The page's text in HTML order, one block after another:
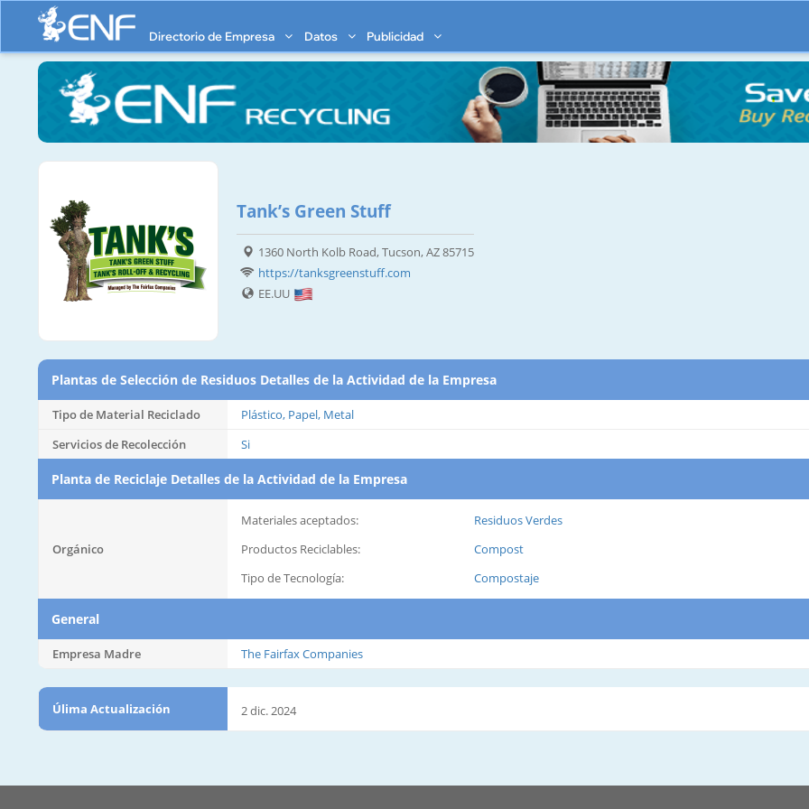
Directorio de Empresa Datos Publicidad
Tank’s Green Stuff
1360 North Kolb Road, Tucson, AZ 85715
https://tanksgreenstuff.com
EE.UU
Plantas de Selección de Residuos Detalles de la Actividad de la Empresa
Tipo de Material Reciclado
Plástico, Papel, Metal
Servicios de Recolección
Si
Planta de Reciclaje Detalles de la Actividad de la Empresa
Orgánico
Materiales aceptados:
Residuos Verdes
Productos Reciclables:
Compost
Tipo de Tecnología:
Compostaje
General
Empresa Madre The Fairfax Companies
Úlima Actualización 2 dic. 2024